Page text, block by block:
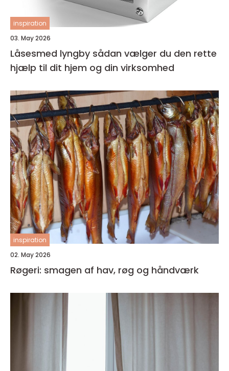
inspiration
03. May 2026
Låsesmed lyngby sådan vælger du den rette
hjælp til dit hjem og din virksomhed
inspiration
02. May 2026
Røgeri: smagen af hav, røg og håndværk